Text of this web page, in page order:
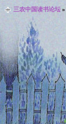
三农中国读书论坛»